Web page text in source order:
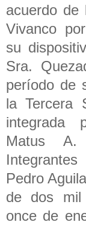
acuerdo de
Vivanco
su
Sra.
período de
la Tercera
integrada
Matus
Pedro
de dos mil
once de